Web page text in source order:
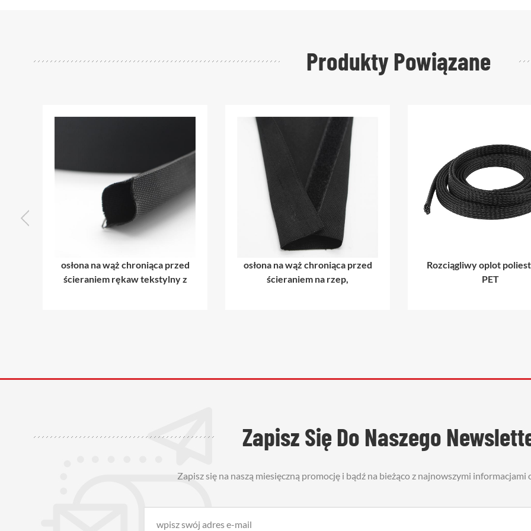
Produkty Powiązane
osłona na wąż chroniąca przed
ścieraniem rękaw tekstylny z
osłona na wąż chroniąca przed
ścieraniem na rzep,
Rozciągliwy oplot poliestrowy
Zapisz Się Do Naszego
Zapisz się na naszą miesięczną promocję i bądź na bieżąco z najnowszymi